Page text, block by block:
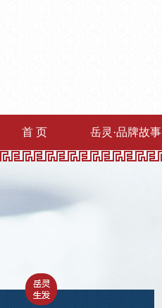
首 页 岳灵·品牌故事